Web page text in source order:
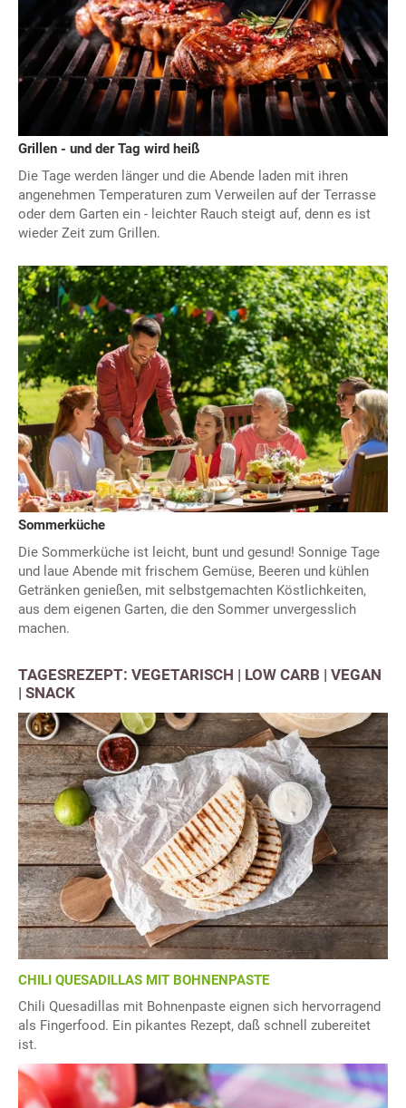
Grillen - und der Tag wird heiß
Die Tage werden länger und die Abende laden mit ihren
angenehmen Temperaturen zum Verweilen auf der Terrasse
oder dem Garten ein - leichter Rauch steigt auf, denn es ist
wieder Zeit zum Grillen.
Sommerküche
Die Sommerküche ist leicht, bunt und gesund! Sonnige Tage
und laue Abende mit frischem Gemüse, Beeren und kühlen
Getränken genießen, mit selbstgemachten Köstlichkeiten,
aus dem eigenen Garten, die den Sommer unvergesslich
machen.
TAGESREZEPT: VEGETARISCH | LOW CARB | VEGAN
| SNACK
CHILI QUESADILLAS MIT BOHNENPASTE
Chili Quesadillas mit Bohnenpaste eignen sich hervorragend
als Fingerfood. Ein pikantes Rezept, daß schnell zubereitet
ist.